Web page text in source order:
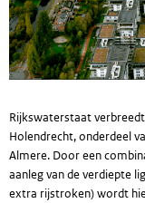
Rijkswaterstaat
Holendrecht, onderdeel
Almere. Door een
aanleg van de verdiepte
extra rijstroken) wordt